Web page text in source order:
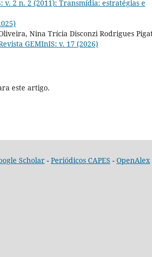
v. 2 n. 2 (2011): Transmídia: estratégias e
Nina Trícia Disconzi Rodrigues
GEMInIS: v. 17 (2026)
este artigo.
Scholar - Periódicos CAPES - OpenAlex